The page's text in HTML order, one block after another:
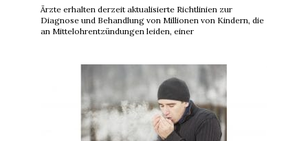
Ärzte erhalten derzeit aktualisierte Richtlinien zur
Diagnose und Behandlung von Millionen von Kindern, die
an Mittelohrentzündungen leiden, einer